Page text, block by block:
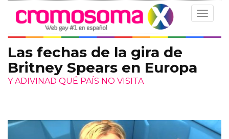
Toggle
Las fechas de la gira de
Britney Spears en Europa
Y ADIVINAD QUÉ PAÍS NO VISITA